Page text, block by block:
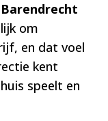
om
en dat voel
kent
speelt en